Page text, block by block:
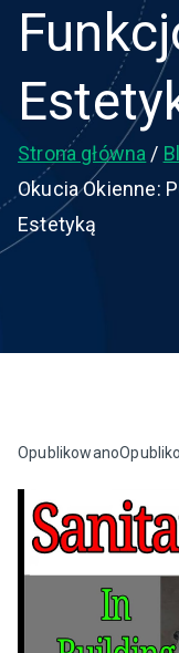
Strona główna
Okucia Okienne:
Estetyką
Opublikowano